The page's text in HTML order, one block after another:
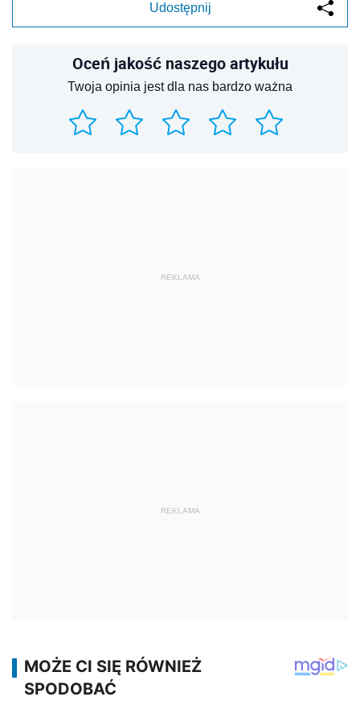
Udostępnij
Oceń jakość naszego artykułu
Twoja opinia jest dla nas bardzo ważna
REKLAMA
REKLAMA